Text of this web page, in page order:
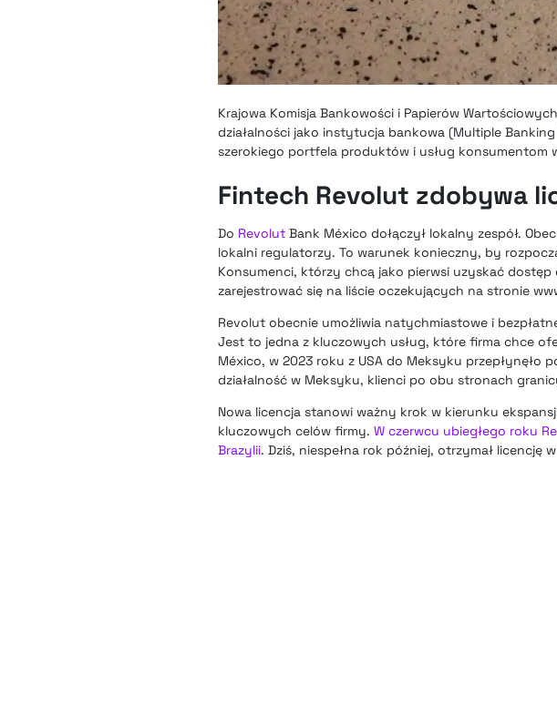
Krajowa Komisja Bankowości i Papierów
działalności jako instytucja bankowa (Multiple
szerokiego portfela produktów i usług konsumentom
Fintech Revolut zdobywa
Do Revolut Bank México dołączył lokalny zespół.
lokalni regulatorzy. To warunek konieczny, by
Konsumenci, którzy chcą jako pierwsi uzyskać
zarejestrować się na liście oczekujących na stronie
Revolut obecnie umożliwia natychmiastowe i
Jest to jedna z kluczowych usług, które firma chce
México, w 2023 roku z USA do Meksyku
działalność w Meksyku, klienci po obu stronach
Nowa licencja stanowi ważny krok w kierunku
kluczowych celów firmy. W czerwcu ubiegłego roku
Brazylii. Dziś, niespełna rok później, otrzymał licencję